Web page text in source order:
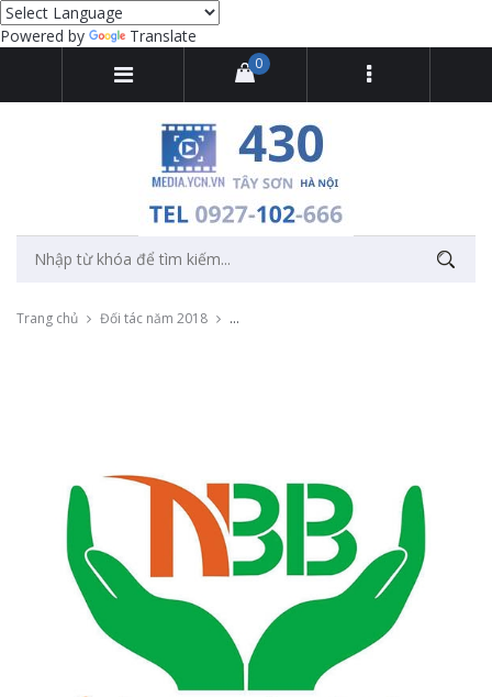
Powered by Translate
0
Trang chủ Đối tác năm 2018 Quay video khóa học "Vượt qua cám dỗ